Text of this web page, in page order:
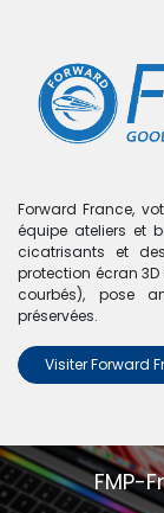
Boutique
Coque de
- FORWARD -
Forward France,
équipe ateliers et
cicatrisants et
protection écran
courbés), pose
préservées.
Visiter Forward
FMP-